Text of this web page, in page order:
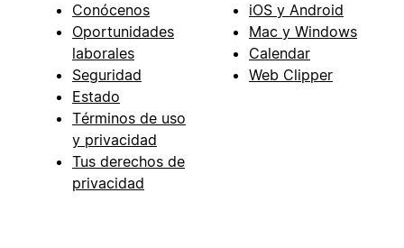
Conócenos
Oportunidades
laborales
Seguridad
Estado
Términos de uso
y privacidad
Tus derechos de
privacidad
iOS y Android
Mac y Windows
Calendar
Web Clipper